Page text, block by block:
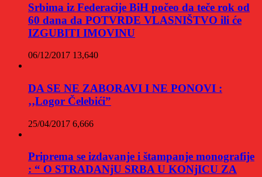
Srbima iz Federacije BiH počeo da teče rok od
60 dana da POTVRDE VLASNIŠTVO ili će
IZGUBITI IMOVINU
06/12/2017 13,640
DA SE NE ZABORAVI I NE PONOVI :
‚‚Logor Čelebići”
25/04/2017 6,666
Priprema se izdavanje i štampanje monografije
: “ O STRADANjU SRBA U KONjICU ZA